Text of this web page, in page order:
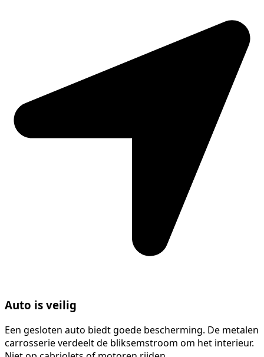
Auto is veilig
Een gesloten auto biedt goede bescherming. De metalen
carrosserie verdeelt de bliksemstroom om het interieur.